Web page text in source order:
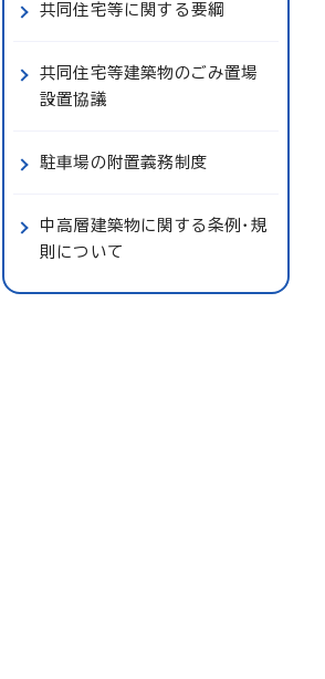
共同住宅等に関する要綱
共同住宅等建築物のごみ置場
設置協議
駐車場の附置義務制度
中高層建築物に関する条例・規
則について